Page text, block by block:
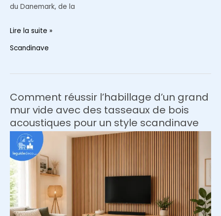
du Danemark, de la
Comment
scandinave
relaxante
inspirée
des
plus
beaux
pays
nordiques
?
Lire la suite »
Scandinave
Comment réussir l’habillage d’un grand
mur vide avec des tasseaux de bois
acoustiques pour un style scandinave